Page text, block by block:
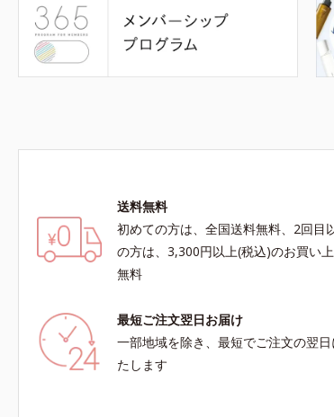
送料無料
初めての方は、全国送料無料、2回目
の方は、3,300円以上(税込)のお買い
無料
最短ご注文翌日お届け
一部地域を除き、最短でご注文の翌
たします